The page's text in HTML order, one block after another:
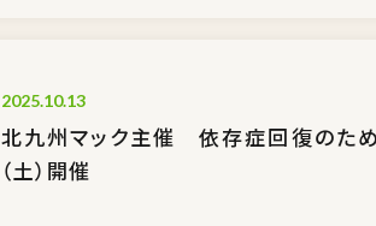
2025.10.13
北九州マック主催 依存症回復のため
（土）開催